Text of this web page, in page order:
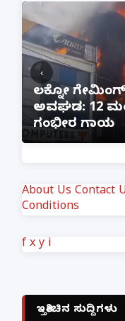
ಲಕ್ನೋ
ಅವಘಡ: 12
ಗಂಭೀರ ಗಾಯ
‹
About Us Contact
Conditions
f x y i
ಇತ್ತೀಚಿನ ಸುದ್ದಿಗಳು